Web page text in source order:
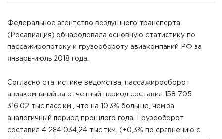
Федеральное агентство воздушного транспорта
(Росавиация) обнародовала основную статистику по
пассажиропотоку и грузообороту авиакомпаний РФ за
январь-июль 2018 года.
Согласно статистике ведомства, пассажирооборот
авиакомпаний за отчетный период составил 158 705
316,02 тыс.пасс.км., что на 10,3% больше, чем за
аналогичный период прошлого года. Грузооборот
составил 4 284 034,24 тыс.ткм. (+0,3% по сравнению с